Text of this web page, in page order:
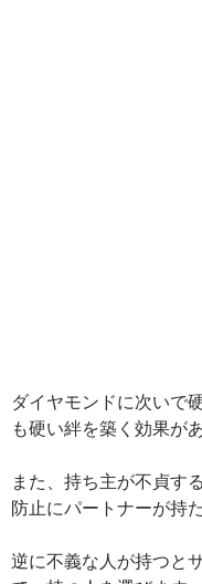
ダイヤモンドに次いで
も硬い絆を築く効果が
また、持ち主が不貞す
防止にパートナーが持
逆に不義な人が持つと